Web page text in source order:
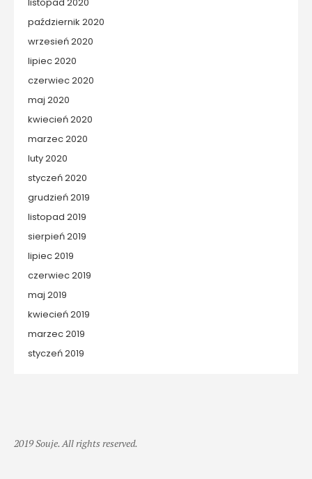
listopad 2020
październik 2020
wrzesień 2020
lipiec 2020
czerwiec 2020
maj 2020
kwiecień 2020
marzec 2020
luty 2020
styczeń 2020
grudzień 2019
listopad 2019
sierpień 2019
lipiec 2019
czerwiec 2019
maj 2019
kwiecień 2019
marzec 2019
styczeń 2019
2019 Souje. All rights reserved.